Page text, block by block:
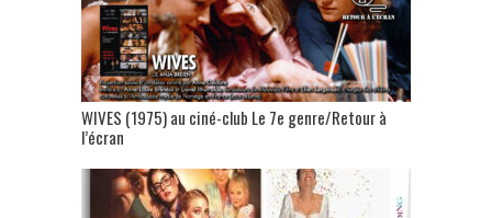
WIVES (1975) au ciné-club Le 7e genre/Retour à
l’écran